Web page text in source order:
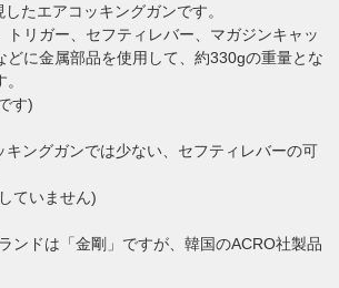
たエアコッキングガンです。
トリガー、セフティレバー、マガジンキャッ
どに金属部品を使用して、約330gの重量とな
す)
キングガンでは少ない、セフティレバーの可
ていません)
ンドは「金剛」ですが、韓国のACRO社製品